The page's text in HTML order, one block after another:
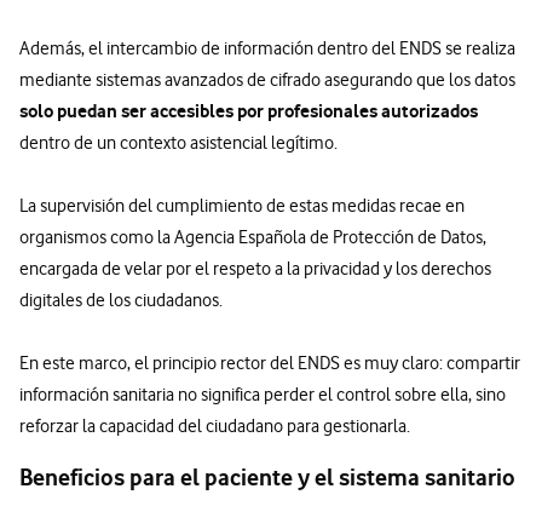
Además, el intercambio de información dentro del ENDS se realiza
mediante sistemas avanzados de cifrado asegurando que los datos
solo puedan ser accesibles por profesionales autorizados
dentro de un contexto asistencial legítimo.
La supervisión del cumplimiento de estas medidas recae en
organismos como la Agencia Española de Protección de Datos,
encargada de velar por el respeto a la privacidad y los derechos
digitales de los ciudadanos.
En este marco, el principio rector del ENDS es muy claro: compartir
información sanitaria no significa perder el control sobre ella, sino
reforzar la capacidad del ciudadano para gestionarla.
Beneficios para el paciente y el sistema sanitario